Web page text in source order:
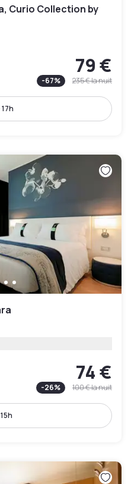
Curio Collection by
79 €
-67% 235 €la nuit
74 €
-26% 100 €la nuit